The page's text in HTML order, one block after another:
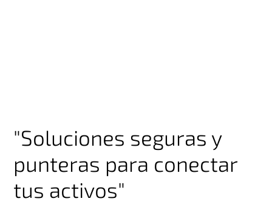
"Soluciones seguras y
punteras para conectar
tus activos"